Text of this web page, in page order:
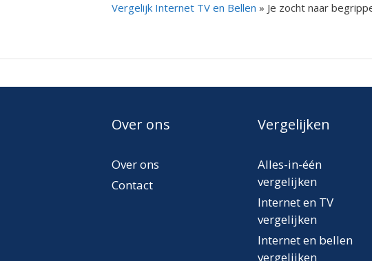
Vergelijk Internet TV en Bellen » Je zocht naar
Over ons
Over ons
Contact
Vergelijken
Alles-in-één
vergelijken
Internet en TV
vergelijken
Internet en bellen
vergelijken